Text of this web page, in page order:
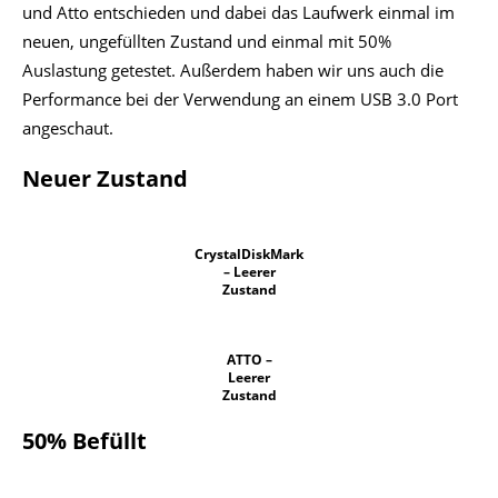
und Atto entschieden und dabei das Laufwerk einmal im
neuen, ungefüllten Zustand und einmal mit 50%
Auslastung getestet. Außerdem haben wir uns auch die
Performance bei der Verwendung an einem USB 3.0 Port
angeschaut.
Neuer Zustand
CrystalDiskMark
– Leerer
Zustand
ATTO –
Leerer
Zustand
50% Befüllt